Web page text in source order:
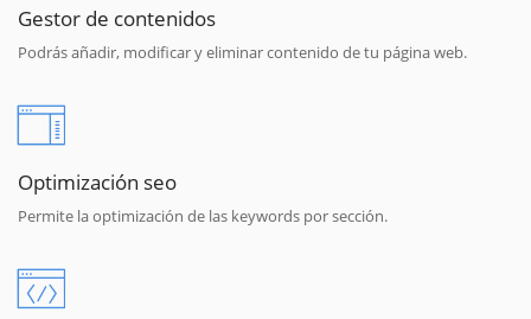
Gestor de contenidos
Podrás añadir, modificar y eliminar contenido de tu página web.
Optimización seo
Permite la optimización de las keywords por sección.